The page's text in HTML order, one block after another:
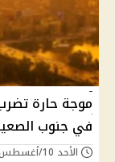
في جنوب
الأحد 10/أغسطس/2025 - 09:52 م